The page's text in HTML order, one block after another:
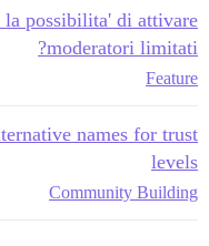
la possibilita' di attivare
moderatori limitati?
Feature
names for trust
levels
Community Building